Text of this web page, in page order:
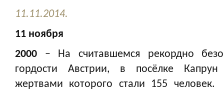
11.11.2014.
11 ноября
2000 – На считавшемся рекордно
гордости Австрии, в посёлке
жертвами которого стали 155